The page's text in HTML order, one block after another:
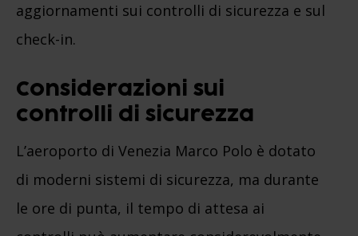
aggiornamenti sui controlli di sicurezza e sul
check-in.
Considerazioni sui
controlli di sicurezza
L’aeroporto di Venezia Marco Polo è dotato
di moderni sistemi di sicurezza, ma durante
le ore di punta, il tempo di attesa ai